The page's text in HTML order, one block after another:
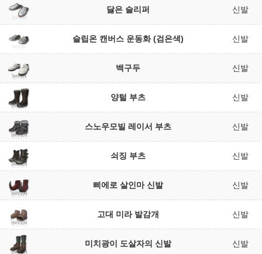
닳은 슬리퍼 신발
슬립온 캔버스 운동화 (검은색) 신발
백구두 신발
양털 부츠 신발
스노우모빌 레이서 부츠 신발
쇠징 부츠 신발
삐에로 살인마 신발 신발
고대 미라 발감개 신발
미치광이 도살자의 신발 신발